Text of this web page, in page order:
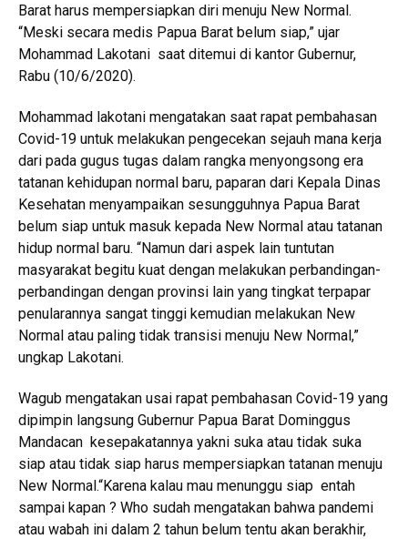
Barat harus mempersiapkan diri menuju New Normal.
“Meski secara medis Papua Barat belum siap,” ujar
Mohammad Lakotani saat ditemui di kantor Gubernur,
Rabu (10/6/2020).
Mohammad lakotani mengatakan saat rapat pembahasan
Covid-19 untuk melakukan pengecekan sejauh mana kerja
dari pada gugus tugas dalam rangka menyongsong era
tatanan kehidupan normal baru, paparan dari Kepala Dinas
Kesehatan menyampaikan sesungguhnya Papua Barat
belum siap untuk masuk kepada New Normal atau tatanan
hidup normal baru. “Namun dari aspek lain tuntutan
masyarakat begitu kuat dengan melakukan perbandingan-
perbandingan dengan provinsi lain yang tingkat terpapar
penularannya sangat tinggi kemudian melakukan New
Normal atau paling tidak transisi menuju New Normal,”
ungkap Lakotani.
Wagub mengatakan usai rapat pembahasan Covid-19 yang
dipimpin langsung Gubernur Papua Barat Dominggus
Mandacan kesepakatannya yakni suka atau tidak suka
siap atau tidak siap harus mempersiapkan tatanan menuju
New Normal.“Karena kalau mau menunggu siap entah
sampai kapan ? Who sudah mengatakan bahwa pandemi
atau wabah ini dalam 2 tahun belum tentu akan berakhir,